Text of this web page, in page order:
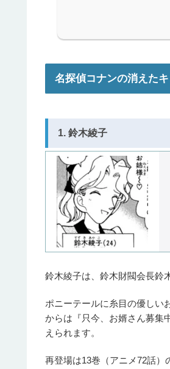
名探偵コナンの消えた
1. 鈴木綾子
鈴木綾子は、鈴木財閥会長鈴
ポニーテールに糸目の優しい
からは『只今、お婿さん募集
えられます。
再登場は13巻（アニメ72話）